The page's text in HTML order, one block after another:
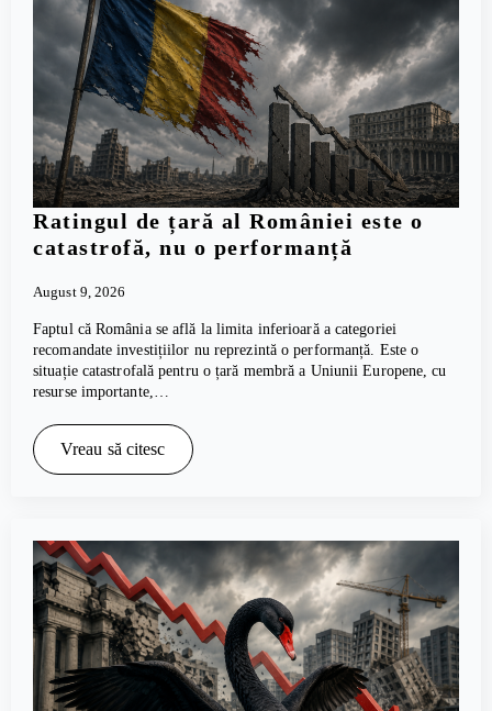
Ratingul de țară al României este o
catastrofă, nu o performanță
August 9, 2026
Faptul că România se află la limita inferioară a categoriei
recomandate investițiilor nu reprezintă o performanță. Este o
situație catastrofală pentru o țară membră a Uniunii Europene, cu
resurse importante,…
Vreau să citesc